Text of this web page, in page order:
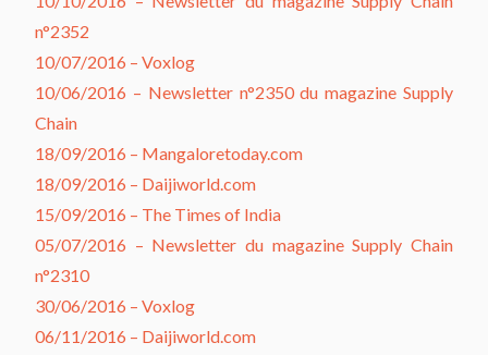
n°2352
10/07/2016 – Voxlog
10/06/2016 – Newsletter n°2350 du magazine Supply
Chain
18/09/2016 – Mangaloretoday.com
18/09/2016 – Daijiworld.com
15/09/2016 – The Times of India
05/07/2016 – Newsletter du magazine Supply Chain
n°2310
30/06/2016 – Voxlog
06/11/2016 – Daijiworld.com